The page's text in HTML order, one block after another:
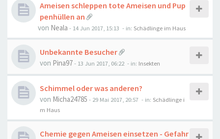
Ameisen schleppen tote Ameisen und Pup
penhüllen an
von Neala - 14 Jun 2017, 15:13 - in: Schädlinge im Haus
Unbekannte Besucher
von Pina97- 13 Jun 2017, 06:22 - in: Insekten
Schimmel oder was anderen?
von Micha24785 - 29 Mai 2017, 20:57 - in: Schädlinge i
m Haus
Chemie gegen Ameisen einsetzen - Gefahr